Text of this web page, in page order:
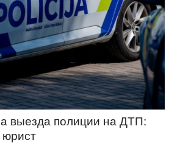
выезда полиции на ДТП:
юрист